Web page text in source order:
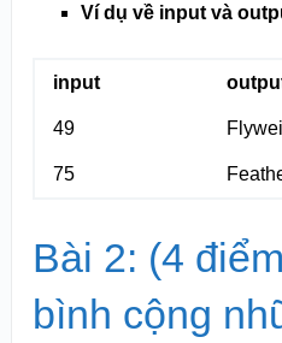
Ví dụ về input và
input
49
75
Bài 2: (4
bình cộng